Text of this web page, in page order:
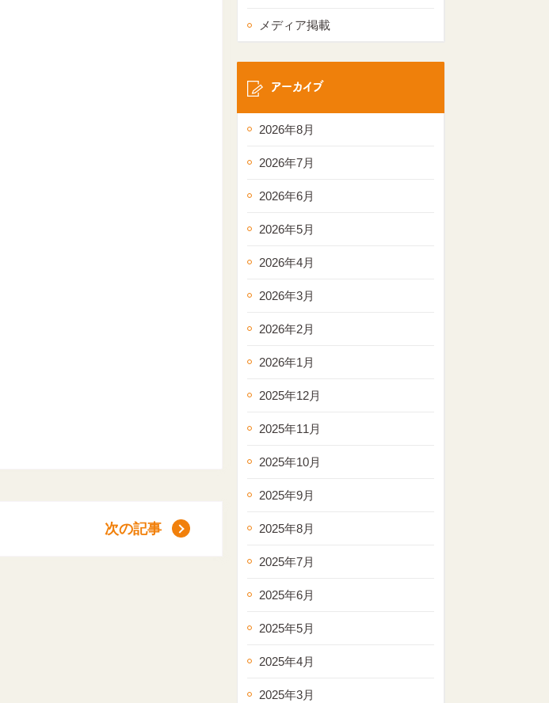
次の記事
メディア掲載
アーカイブ
2026年8月
2026年7月
2026年6月
2026年5月
2026年4月
2026年3月
2026年2月
2026年1月
2025年12月
2025年11月
2025年10月
2025年9月
2025年8月
2025年7月
2025年6月
2025年5月
2025年4月
2025年3月